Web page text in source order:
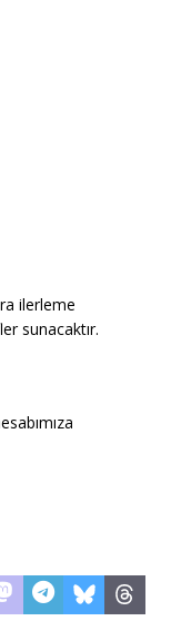
ilerleme
sunacaktır.